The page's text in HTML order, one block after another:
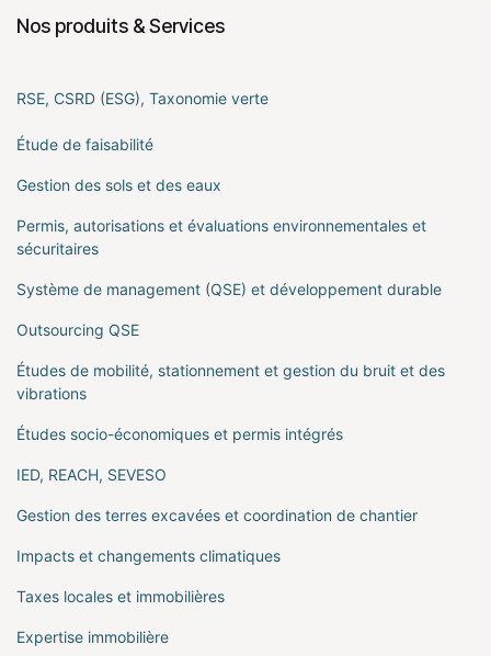
Nos produits & Services
RSE, CSRD (ESG), Taxonomie verte
Étude de faisabilité
Gestion des sols et des eaux
Permis, autorisations et évaluations environnementales et
sécuritaires
Système de management (QSE) et développement durable
Outsourcing QSE
Études de mobilité, stationnement et gestion du bruit et des
vibrations
Études socio-économiques et permis intégrés
IED, REACH, SEVESO
Gestion des terres excavées et coordination de chantier
Impacts et changements climatiques
Taxes locales et immobilières
Expertise immobilière